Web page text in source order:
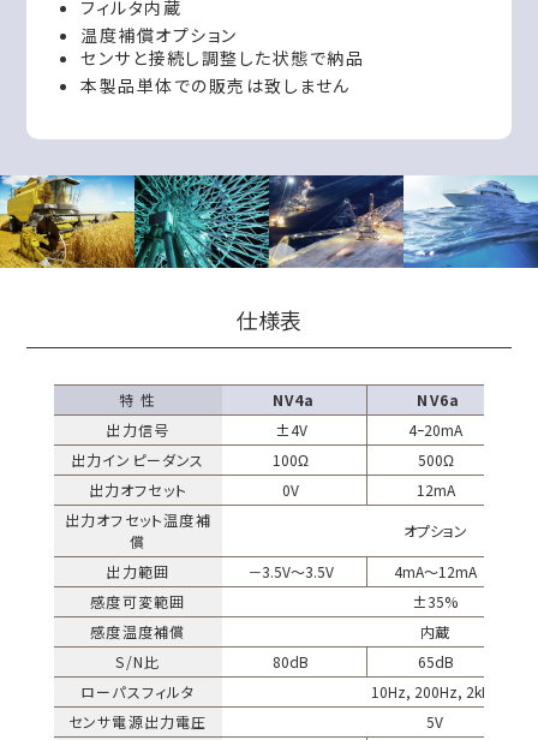
フィルタ内蔵
温度補償オプション
センサと接続し調整した状態で納品
本製品単体での販売は致しません
仕様表
特 性 NV4a
NV6a
出力信号
±4V
4ｰ20mA
出力インピーダンス
100Ω
500Ω
出力オフセット
0V
12mA
出力オフセット温度補
償
オプション
出力範囲
－3.5V～3.5V
4mA～12mA
感度可変範囲
±35%
感度温度補償
内蔵
S/N比
80dB
65dB
ローパスフィルタ
10Hz, 200Hz, 2kHz
センサ電源出力電圧
5V